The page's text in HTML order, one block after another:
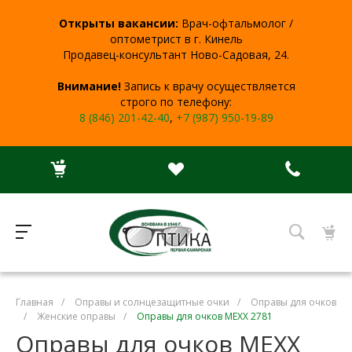
Открыты вакансии: Врач-офтальмолог /
оптометрист в г. Кинель
Продавец-консультант Ново-Садовая, 24.
Внимание!Запись к врачу осуществляется
строго по телефону:
8 (846) 201-42-40, +7 (987) 950-19-89
Главная / Оправы и солнцезащитные очки /
Оправы для очков
/
Женские оправы / Оправы для очков MEXX 2781
Оправы для очков MEXX